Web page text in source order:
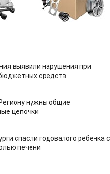
выявили нарушения при
средств
нужны общие
цепочки
спасли годовалого ребенка с
печени